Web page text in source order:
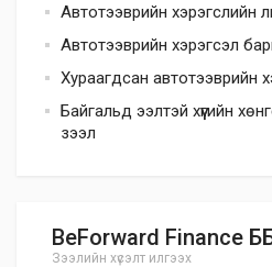
Автотээврийн хэрэгслийн
Автотээврийн хэрэгсэл
Хураагдсан автотээврийн
Байгальд ээлтэй хүүгийн
зээл
BeForward Finance
Зээлийн хүсэлт илгээх